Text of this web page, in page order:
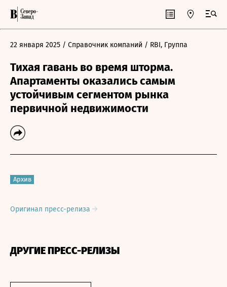
22 января 2025 / Справочник компаний / RBI, Группа
Тихая гавань во время шторма.
Апартаменты оказались самым
устойчивым сегментом рынка
первичной недвижимости
Архив
Оригинал пресс-релиза
ДРУГИЕ ПРЕСС-РЕЛИЗЫ